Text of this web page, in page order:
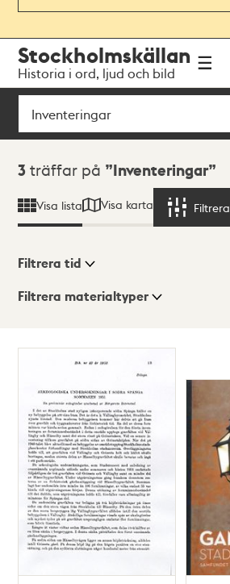
navigationen
huvudinnehållet
Stockholmskällan
Historia i ord, ljud och bild
Sök
Sökresultat
3 träffar på Inventeringar
Visa lista Visa karta Filtrera
Visningsläge
Filtrera tid
Filtrera materialtyper